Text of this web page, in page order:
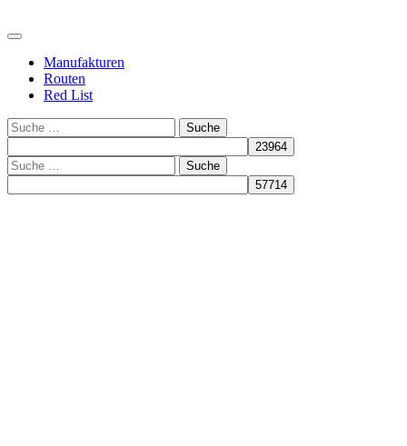
Manufakturen
Routen
Red List
Suche
Suche